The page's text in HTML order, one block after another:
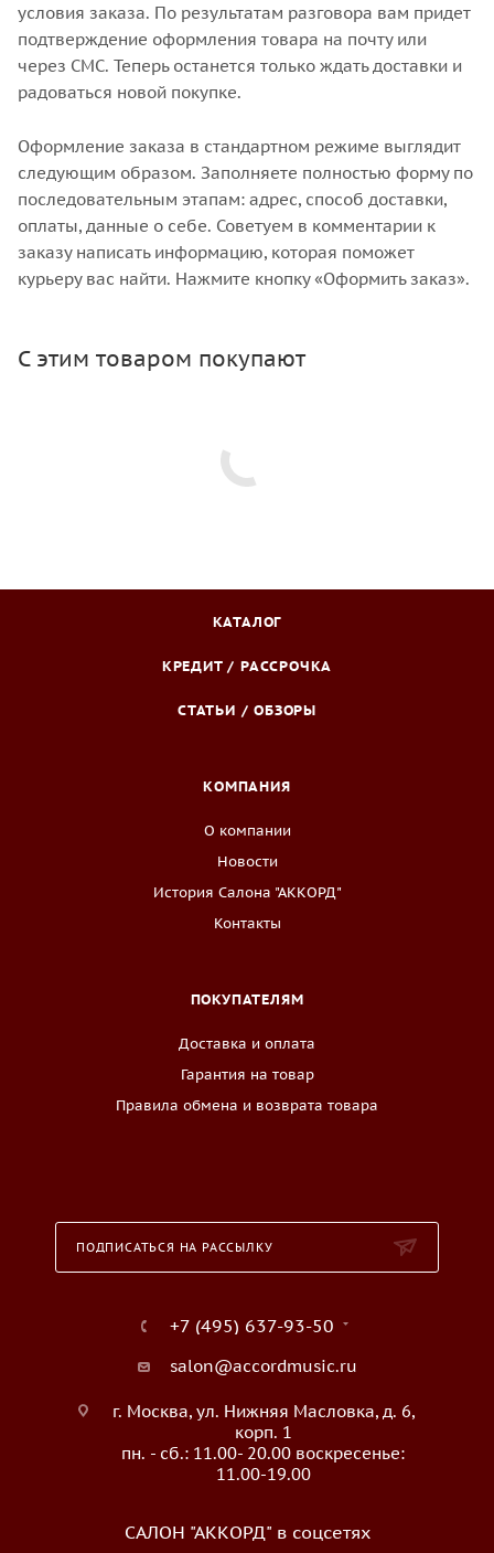
условия заказа. По результатам разговора вам придет
подтверждение оформления товара на почту или
через СМС. Теперь останется только ждать доставки и
радоваться новой покупке.
Оформление заказа в стандартном режиме выглядит
следующим образом. Заполняете полностью форму по
последовательным этапам: адрес, способ доставки,
оплаты, данные о себе. Советуем в комментарии к
заказу написать информацию, которая поможет
курьеру вас найти. Нажмите кнопку «Оформить заказ».
С этим товаром покупают
КАТАЛОГ
КРЕДИТ / РАССРОЧКА
СТАТЬИ / ОБЗОРЫ
КОМПАНИЯ
О компании
Новости
История Салона "АККОРД"
Контакты
ПОКУПАТЕЛЯМ
Доставка и оплата
Гарантия на товар
Правила обмена и возврата товара
ПОДПИСАТЬСЯ НА РАССЫЛКУ
+7 (495) 637-93-50
salon@accordmusic.ru
г. Москва, ул. Нижняя Масловка, д. 6,
корп. 1
пн. - сб.: 11.00- 20.00 воскресенье:
11.00-19.00
САЛОН "АККОРД" в соцсетях